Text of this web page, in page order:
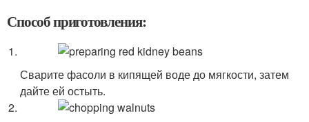
Способ приготовления:
Сварите фасоли в кипящей воде до мягкости, затем
дайте ей остыть.